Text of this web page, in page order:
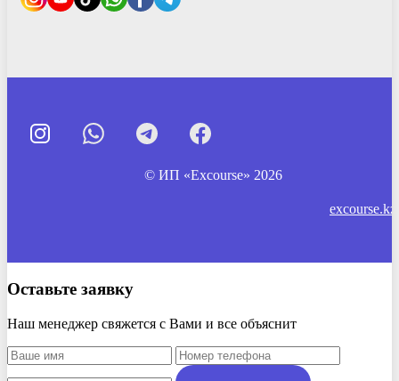
© ИП «Excourse» 2026
excourse.kz
Оставьте заявку
Наш менеджер свяжется с Вами и все объяснит